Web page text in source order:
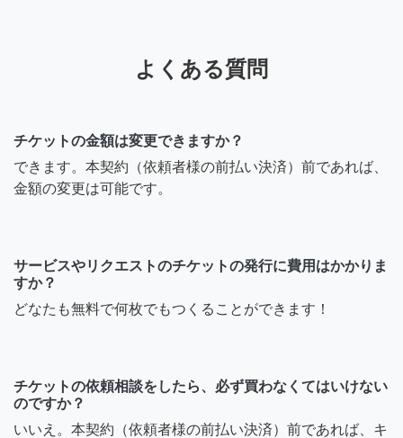
よくある質問
チケットの金額は変更できますか？
できます。本契約（依頼者様の前払い決済）前であれば、
金額の変更は可能です。
サービスやリクエストのチケットの発行に費用はかかりま
すか？
どなたも無料で何枚でもつくることができます！
チケットの依頼相談をしたら、必ず買わなくてはいけない
のですか？
いいえ。本契約（依頼者様の前払い決済）前であれば、キ